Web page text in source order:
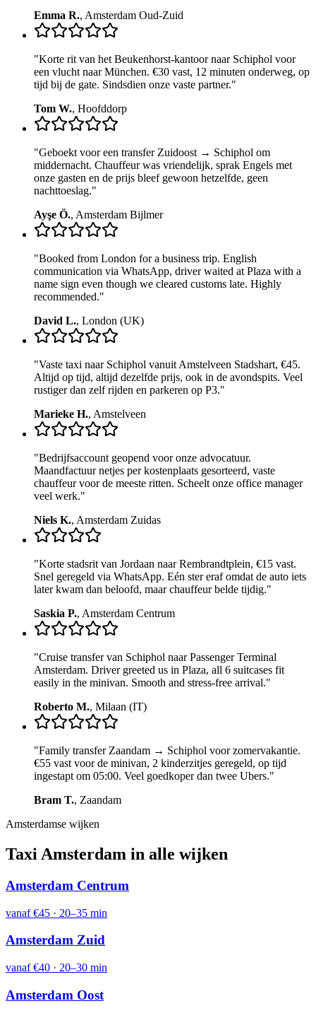
Emma R., Amsterdam Oud-Zuid
"Korte rit van het Beukenhorst-kantoor naar Schiphol voor
een vlucht naar München. €30 vast, 12 minuten onderweg, op
tijd bij de gate. Sindsdien onze vaste partner."
Tom W., Hoofddorp
"Geboekt voor een transfer Zuidoost → Schiphol om
middernacht. Chauffeur was vriendelijk, sprak Engels met
onze gasten en de prijs bleef gewoon hetzelfde, geen
nachttoeslag."
Ayşe Ö., Amsterdam Bijlmer
"Booked from London for a business trip. English
communication via WhatsApp, driver waited at Plaza with a
name sign even though we cleared customs late. Highly
recommended."
David L., London (UK)
"Vaste taxi naar Schiphol vanuit Amstelveen Stadshart, €45.
Altijd op tijd, altijd dezelfde prijs, ook in de avondspits. Veel
rustiger dan zelf rijden en parkeren op P3."
Marieke H., Amstelveen
"Bedrijfsaccount geopend voor onze advocatuur.
Maandfactuur netjes per kostenplaats gesorteerd, vaste
chauffeur voor de meeste ritten. Scheelt onze office manager
veel werk."
Niels K., Amsterdam Zuidas
"Korte stadsrit van Jordaan naar Rembrandtplein, €15 vast.
Snel geregeld via WhatsApp. Eén ster eraf omdat de auto iets
later kwam dan beloofd, maar chauffeur belde tijdig."
Saskia P., Amsterdam Centrum
"Cruise transfer van Schiphol naar Passenger Terminal
Amsterdam. Driver greeted us in Plaza, all 6 suitcases fit
easily in the minivan. Smooth and stress-free arrival."
Roberto M., Milaan (IT)
"Family transfer Zaandam → Schiphol voor zomervakantie.
€55 vast voor de minivan, 2 kinderzitjes geregeld, op tijd
ingestapt om 05:00. Veel goedkoper dan twee Ubers."
Bram T., Zaandam
Amsterdamse wijken
Taxi Amsterdam in alle wijken
Amsterdam Centrum
vanaf€45 · 20–35 min
Amsterdam Zuid
vanaf€40 · 20–30 min
Amsterdam Oost